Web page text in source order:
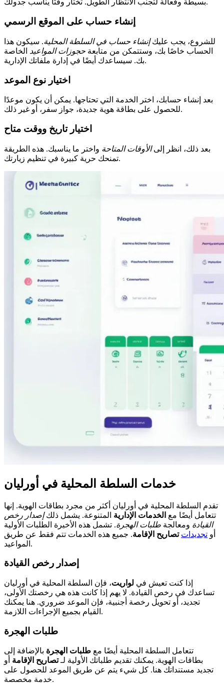
بسيطة وفعالة لتجنب الانتظار الطويل. تختار وقتًا يناسب جدولك.
إنشاء حساب على الموقع الرسمي
للشروع، يجب عليكإنشاء حساب في السلطة المحلية. سيكون هذا
الحساب خاصًا بك، وستتمكن من متابعة حجوزات المواعيد الخاصة
بك. سيساعدك أيضًا في إدارة ملفاتك الإدارية.
اختيار نوع الموعد
بعد إنشاء حسابك، اختر الخدمة التي تحتاجها. يمكن أن يكون موعدًا
للحصول على بطاقة هوية جديدة، جواز سفر، أو غير ذلك.
اختيار تاريخ ووقت متاح
بعد ذلك، انظر إلىالأوقات المتاحة واختر ما يناسبك. هذه الطريقة
تمنحك حرية كبيرة في تنظيم زيارتك.
خدمات السلطة المحلية في أورليان
تقدم السلطة المحلية في أورليان أكثر من مجرد بطاقات الهوية. إنها
تتعامل أيضًا مع الخدمات الإدارية المتنوعة. يشمل ذلكإصدار رخص
القيادة ومعالجة طلبات الهجرة. تشمل هذه الأخيرة الطلبات الأولية
أو تجديدات تصاريح الإقامة. جميع هذه الخدمات تتم فقط عن طريق
المواعيد.
إصدار رخص القيادة
إذا كنت تعيش في لواريت، فإن السلطة المحلية في أورليان
تساعدك في رخص القيادة. لا يهم إذا كانت هذه هي رخصتك الأولى،
تجديد، أو تحويل رخصة أجنبية، فإن الموعد ضروري. هنا يمكنك
القيام بجميع الإجراءات اللازمة.
طلبات الهجرة
تتعامل السلطة المحلية أيضًا مع طلبات الهجرة بالإضافة إلى
بطاقات الهوية. يمكنك تقديم طلباتك الأولية لـتصاريح الإقامة أو
تجديد مستنداتك هنا. كل شيء يتم عن طريق الموعد للحصول على
خدمة مخصصة.